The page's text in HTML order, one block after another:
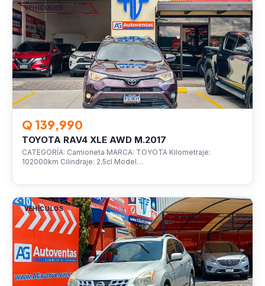
VEHÍCULOS
Q 139,990
TOYOTA RAV4 XLE AWD M.2017
CATEGORÍA: Camioneta MARCA: TOYOTA Kilometraje:
102000km Cilindraje: 2.5cl Model…
VEHÍCULOS